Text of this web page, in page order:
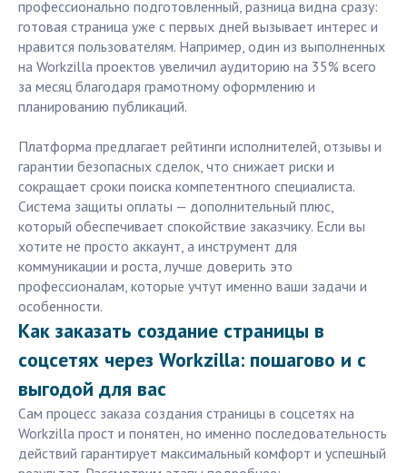
профессионально подготовленный, разница видна сразу:
готовая страница уже с первых дней вызывает интерес и
нравится пользователям. Например, один из выполненных
на Workzilla проектов увеличил аудиторию на 35% всего
за месяц благодаря грамотному оформлению и
планированию публикаций.
Платформа предлагает рейтинги исполнителей, отзывы и
гарантии безопасных сделок, что снижает риски и
сокращает сроки поиска компетентного специалиста.
Система защиты оплаты — дополнительный плюс,
который обеспечивает спокойствие заказчику. Если вы
хотите не просто аккаунт, а инструмент для
коммуникации и роста, лучше доверить это
профессионалам, которые учтут именно ваши задачи и
особенности.
Как заказать создание страницы в
соцсетях через Workzilla: пошагово и с
выгодой для вас
Сам процесс заказа создания страницы в соцсетях на
Workzilla прост и понятен, но именно последовательность
действий гарантирует максимальный комфорт и успешный